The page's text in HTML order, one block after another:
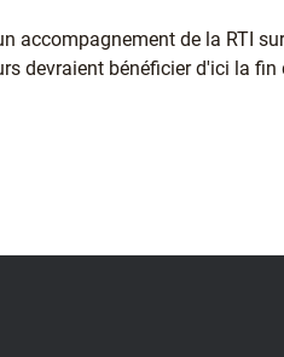
accompagnement de la RTI
devraient bénéficier d'ici la fin